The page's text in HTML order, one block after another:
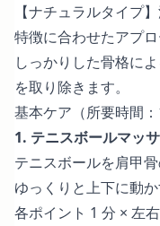
【ナチュラルタイプ
特徴に合わせたアプ
しっかりした骨格に
を取り除きます。
基本ケア（所要時間：
1. テニスボールマッ
テニスボールを肩甲
ゆっくりと上下に動
各ポイント 1 分 × 左右